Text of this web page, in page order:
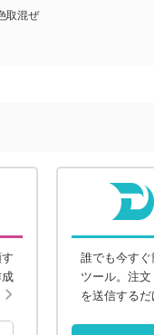
2色取混ぜ
誰でも今す
ツール。注
を送信する